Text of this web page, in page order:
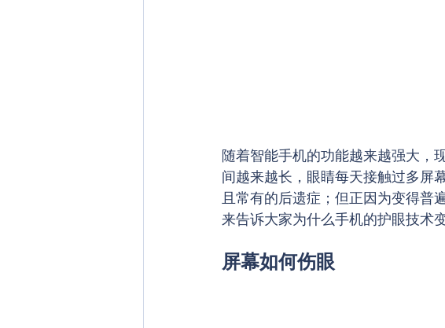
随着智能手机的功能越来越强大，
间越来越长，眼睛每天接触过多屏
且常有的后遗症；但正因为变得普
来告诉大家为什么手机的护眼技术
屏幕如何伤眼